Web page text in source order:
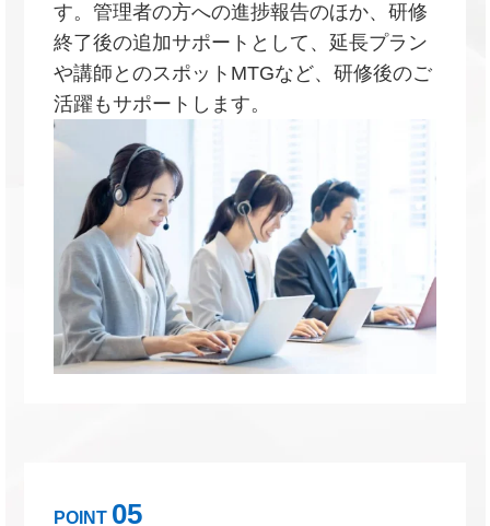
す。管理者の方への進捗報告のほか、研修
終了後の追加サポートとして、延長プラン
や講師とのスポットMTGなど、研修後のご
活躍もサポートします。
POINT 05